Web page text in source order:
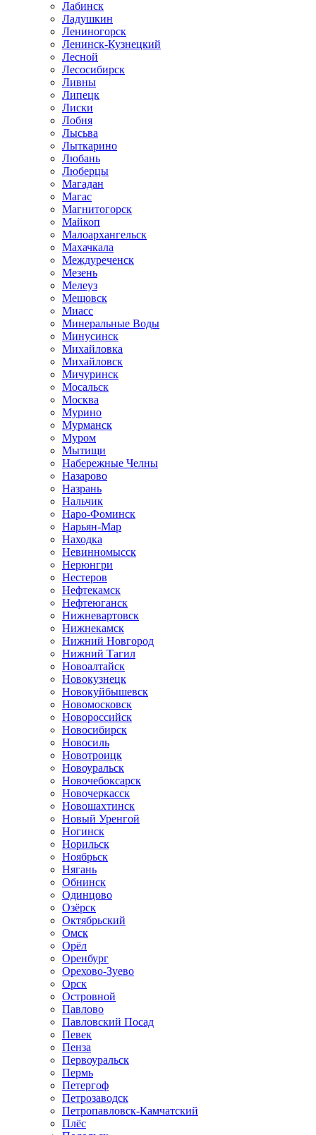
Лабинск
Ладушкин
Лениногорск
Ленинск-Кузнецкий
Лесной
Лесосибирск
Ливны
Липецк
Лиски
Лобня
Лысьва
Лыткарино
Любань
Люберцы
Магадан
Магас
Магнитогорск
Майкоп
Малоархангельск
Махачкала
Междуреченск
Мезень
Мелеуз
Мещовск
Миасс
Минеральные Воды
Минусинск
Михайловка
Михайловск
Мичуринск
Мосальск
Москва
Мурино
Мурманск
Муром
Мытищи
Набережные Челны
Назарово
Назрань
Нальчик
Наро-Фоминск
Нарьян-Мар
Находка
Невинномысск
Нерюнгри
Нестеров
Нефтекамск
Нефтеюганск
Нижневартовск
Нижнекамск
Нижний Новгород
Нижний Тагил
Новоалтайск
Новокузнецк
Новокуйбышевск
Новомосковск
Новороссийск
Новосибирск
Новосиль
Новотроицк
Новоуральск
Новочебоксарск
Новочеркасск
Новошахтинск
Новый Уренгой
Ногинск
Норильск
Ноябрьск
Нягань
Обнинск
Одинцово
Озёрск
Октябрьский
Омск
Орёл
Оренбург
Орехово-Зуево
Орск
Островной
Павлово
Павловский Посад
Певек
Пенза
Первоуральск
Пермь
Петергоф
Петрозаводск
Петропавловск-Камчатский
Плёс